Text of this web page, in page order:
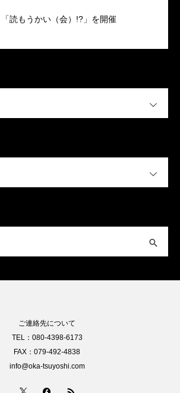
「読もうかい（会）!?」を開催
ご連絡先について
TEL：080-4398-6173
FAX：079-492-4838
info@oka-tsuyoshi.com